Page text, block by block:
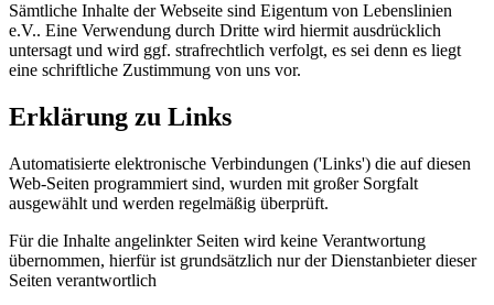
Sämtliche Inhalte der Webseite sind Eigentum von Lebenslinien
e.V.. Eine Verwendung durch Dritte wird hiermit ausdrücklich
untersagt und wird ggf. strafrechtlich verfolgt, es sei denn es liegt
eine schriftliche Zustimmung von uns vor.
Erklärung zu Links
Automatisierte elektronische Verbindungen ('Links') die auf diesen
Web-Seiten programmiert sind, wurden mit großer Sorgfalt
ausgewählt und werden regelmäßig überprüft.
Für die Inhalte angelinkter Seiten wird keine Verantwortung
übernommen, hierfür ist grundsätzlich nur der Dienstanbieter dieser
Seiten verantwortlich